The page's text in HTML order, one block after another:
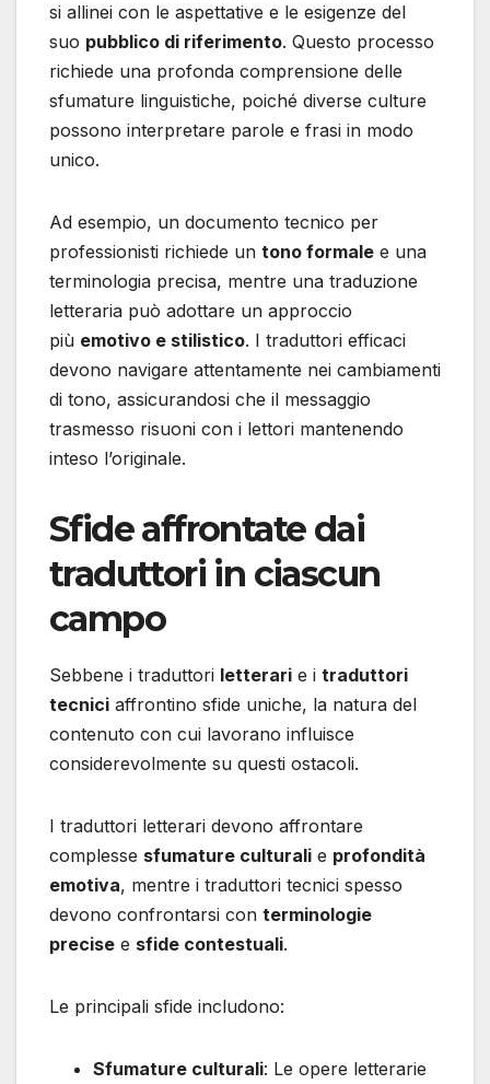
si allinei con le aspettative e le esigenze del
suo pubblico di riferimento. Questo processo
richiede una profonda comprensione delle
sfumature linguistiche, poiché diverse culture
possono interpretare parole e frasi in modo
unico.
Ad esempio, un documento tecnico per
professionisti richiede un tono formale e una
terminologia precisa, mentre una traduzione
letteraria può adottare un approccio
più emotivo e stilistico. I traduttori efficaci
devono navigare attentamente nei cambiamenti
di tono, assicurandosi che il messaggio
trasmesso risuoni con i lettori mantenendo
inteso l’originale.
Sfide affrontate dai
traduttori in ciascun
campo
Sebbene i traduttori letterari e i traduttori
tecnici affrontino sfide uniche, la natura del
contenuto con cui lavorano influisce
considerevolmente su questi ostacoli.
I traduttori letterari devono affrontare
complesse sfumature culturali e profondità
emotiva, mentre i traduttori tecnici spesso
devono confrontarsi con terminologie
precise e sfide contestuali.
Le principali sfide includono:
Sfumature culturali: Le opere letterarie